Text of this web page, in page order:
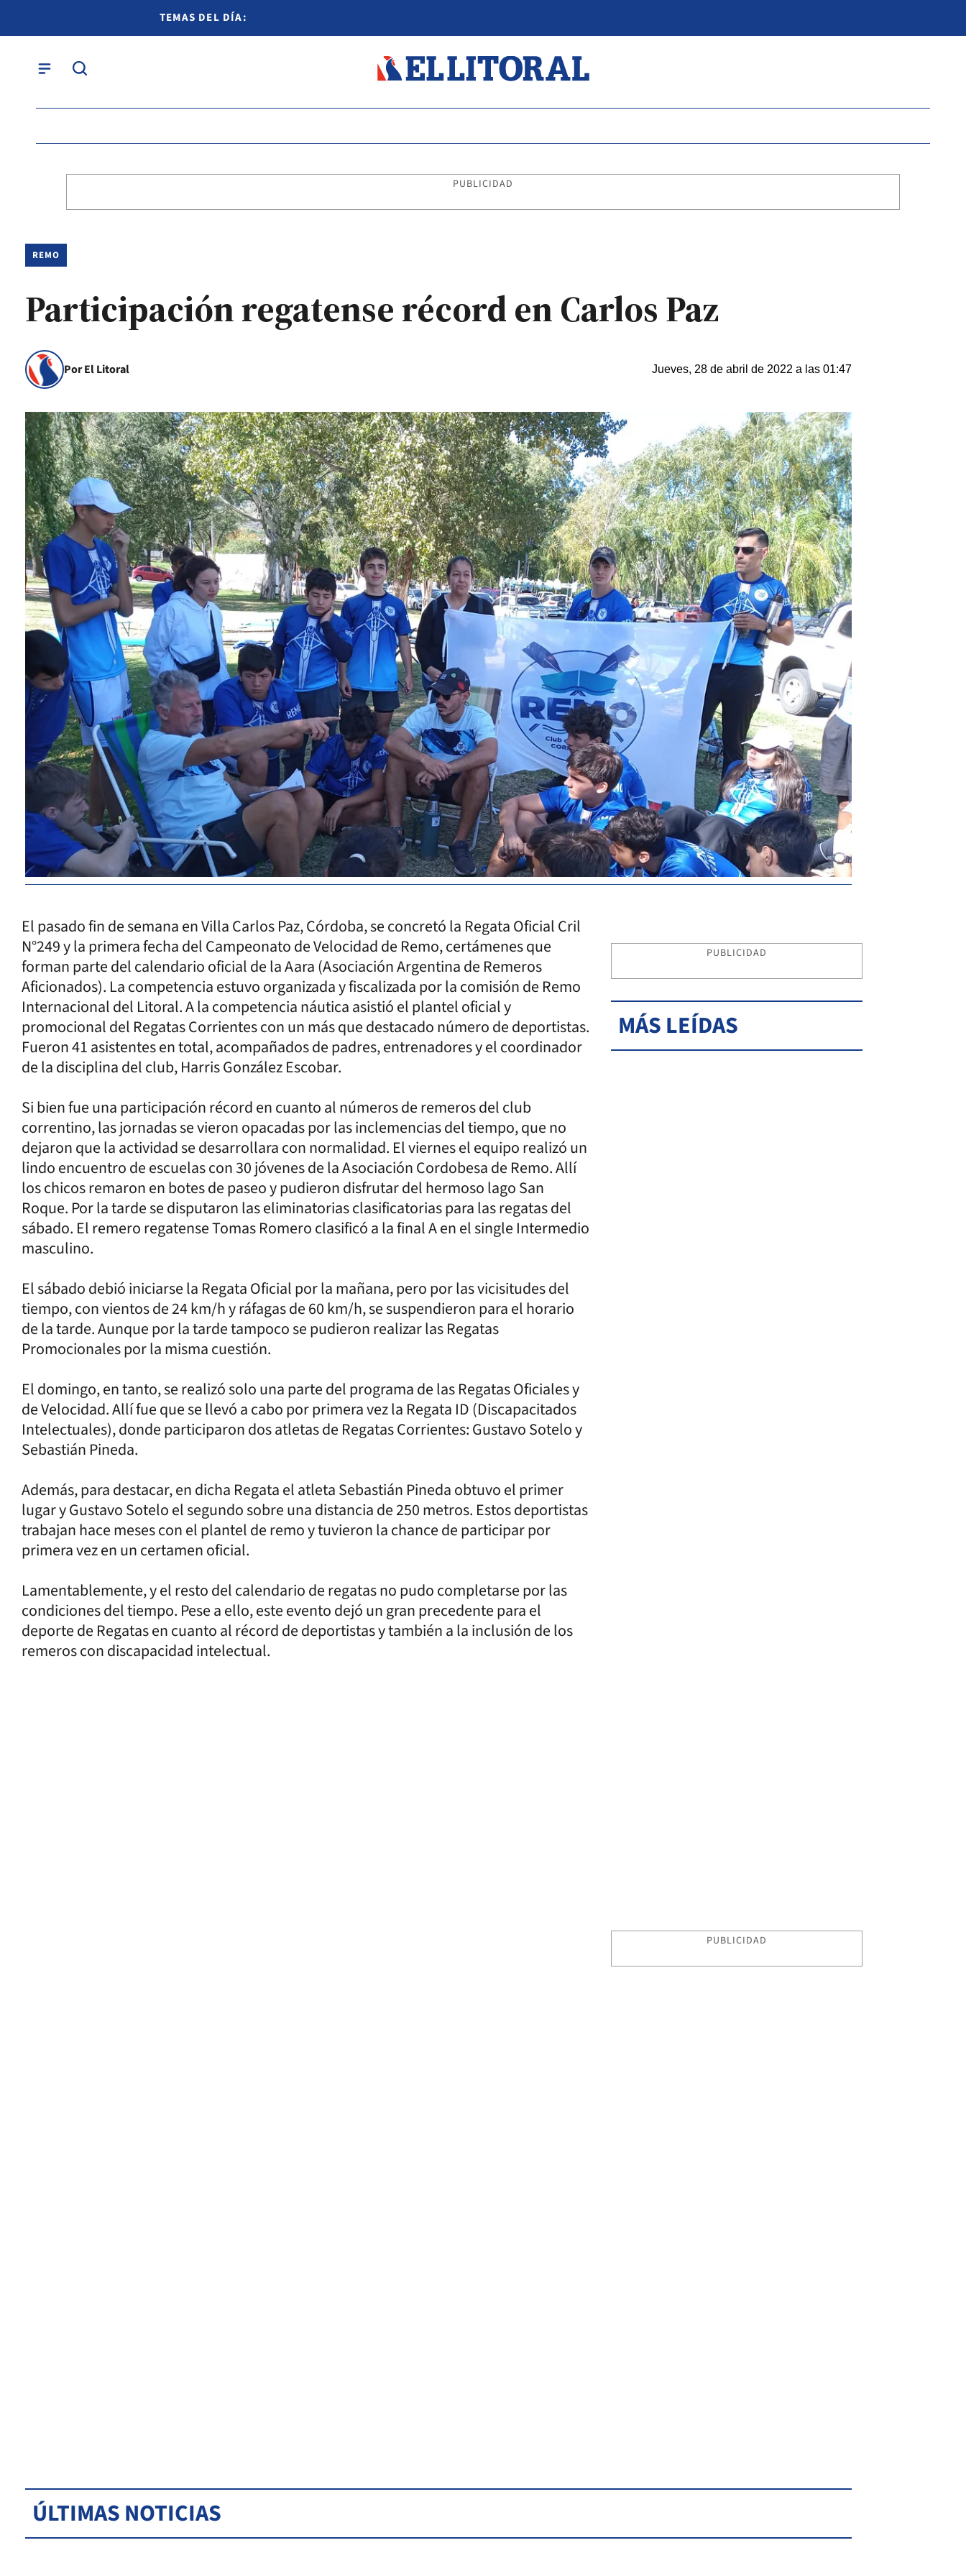
TEMAS DEL DÍA:
PUBLICIDAD
REMO
Participación regatense récord en Carlos Paz
Por El Litoral Jueves, 28 de abril de 2022 a las 01:47
El pasado fin de semana en Villa Carlos Paz, Córdoba, se concretó la Regata Oficial Cril
N°249 y la primera fecha del Campeonato de Velocidad de Remo, certámenes que
forman parte del calendario oficial de la Aara (Asociación Argentina de Remeros
Aficionados). La competencia estuvo organizada y fiscalizada por la comisión de Remo
Internacional del Litoral. A la competencia náutica asistió el plantel oficial y
promocional del Regatas Corrientes con un más que destacado número de deportistas.
Fueron 41 asistentes en total, acompañados de padres, entrenadores y el coordinador
de la disciplina del club, Harris González Escobar.
Si bien fue una participación récord en cuanto al números de remeros del club
correntino, las jornadas se vieron opacadas por las inclemencias del tiempo, que no
dejaron que la actividad se desarrollara con normalidad. El viernes el equipo realizó un
lindo encuentro de escuelas con 30 jóvenes de la Asociación Cordobesa de Remo. Allí
los chicos remaron en botes de paseo y pudieron disfrutar del hermoso lago San
Roque. Por la tarde se disputaron las eliminatorias clasificatorias para las regatas del
sábado. El remero regatense Tomas Romero clasificó a la final A en el single Intermedio
masculino.
El sábado debió iniciarse la Regata Oficial por la mañana, pero por las vicisitudes del
tiempo, con vientos de 24 km/h y ráfagas de 60 km/h, se suspendieron para el horario
de la tarde. Aunque por la tarde tampoco se pudieron realizar las Regatas
Promocionales por la misma cuestión.
El domingo, en tanto, se realizó solo una parte del programa de las Regatas Oficiales y
de Velocidad. Allí fue que se llevó a cabo por primera vez la Regata ID (Discapacitados
Intelectuales), donde participaron dos atletas de Regatas Corrientes: Gustavo Sotelo y
Sebastián Pineda.
Además, para destacar, en dicha Regata el atleta Sebastián Pineda obtuvo el primer
lugar y Gustavo Sotelo el segundo sobre una distancia de 250 metros. Estos deportistas
trabajan hace meses con el plantel de remo y tuvieron la chance de participar por
primera vez en un certamen oficial.
Lamentablemente, y el resto del calendario de regatas no pudo completarse por las
condiciones del tiempo. Pese a ello, este evento dejó un gran precedente para el
deporte de Regatas en cuanto al récord de deportistas y también a la inclusión de los
remeros con discapacidad intelectual.
PUBLICIDAD
MÁS LEÍDAS
PUBLICIDAD
ÚLTIMAS NOTICIAS